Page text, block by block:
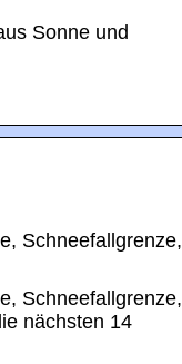
Sonne und
Schneefallgrenze,
Schneefallgrenze,
nächsten 14